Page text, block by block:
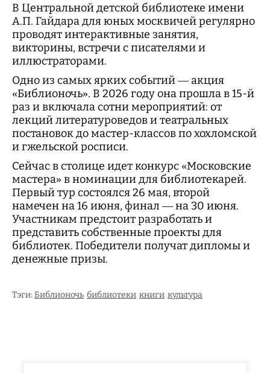
В Центральной детской библиотеке имени
А.П. Гайдара для юных москвичей регулярно
проводят интерактивные занятия,
викторины, встречи с писателями и
иллюстраторами.
Одно из самых ярких событий — акция
«Библионочь». В 2026 году она прошла в 15-й
раз и включала сотни мероприятий: от
лекций литературоведов и театральных
постановок до мастер-классов по хохломской
и гжельской росписи.
Сейчас в столице идет конкурс «Московские
мастера» в номинации для библиотекарей.
Первый тур состоялся 26 мая, второй
намечен на 16 июня, финал — на 30 июня.
Участникам предстоит разработать и
представить собственные проекты для
библиотек. Победители получат дипломы и
денежные призы.
Тэги: Библионочь библиотеки книги культура